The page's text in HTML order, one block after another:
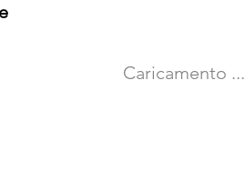
Caricamento ...